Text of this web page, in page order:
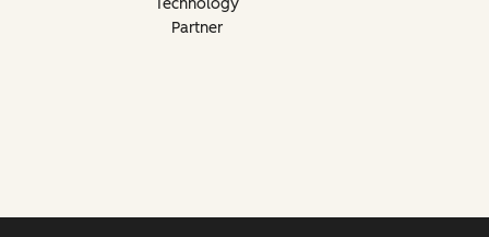
Technology
Partner